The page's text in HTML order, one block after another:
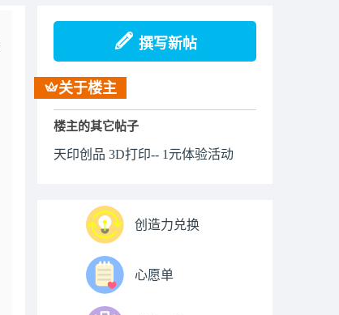
撰写新帖
关于楼主
楼主的其它帖子
天印创品 3D打印-- 1元体验活动
创造力兑换
心愿单